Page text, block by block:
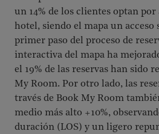
un 14% de los clientes optan por
hotel, siendo el mapa un acceso
primer paso del proceso de
interactiva del mapa ha
el 19% de las reservas han sido
My Room. Por otro lado, las
través de Book My Room
medio más alto +10%,
duración (LOS) y un ligero